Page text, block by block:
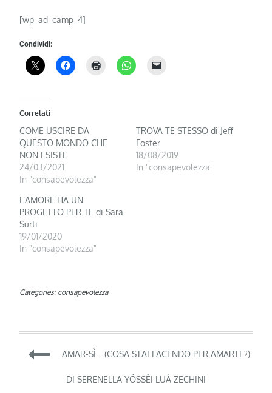
[wp_ad_camp_4]
Condividi:
Correlati
COME USCIRE DA
QUESTO MONDO CHE
NON ESISTE
24/03/2021
In "consapevolezza"
TROVA TE STESSO di Jeff
Foster
18/08/2019
In "consapevolezza"
L’AMORE HA UN
PROGETTO PER TE di Sara
Surti
19/01/2020
In "consapevolezza"
Categories: consapevolezza
Navigazione
articoli
AMAR-SÌ …(COSA STAI FACENDO PER AMARTI ?)
DI SERENELLA YÔSSÊI LUÂ ZECHINI